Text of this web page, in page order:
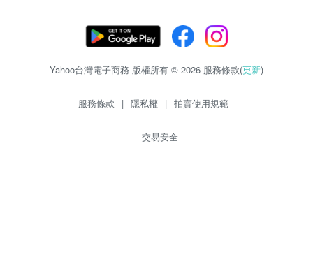
Yahoo台灣電子商務 版權所有 © 2026 服務條款(更新)
服務條款 | 隱私權 | 拍賣使用規範
交易安全